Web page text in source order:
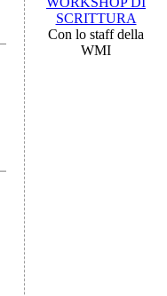
SCRITTURA
Con lo staff della
WMI